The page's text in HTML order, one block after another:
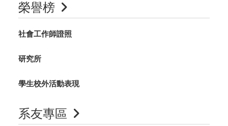
榮譽榜
社會工作師證照
研究所
學生校外活動表現
系友專區